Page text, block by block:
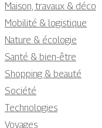
Maison, travaux & déco
Mobilité & logistique
Nature & écologie
Santé & bien-être
Shopping & beauté
Société
Technologies
Voyages